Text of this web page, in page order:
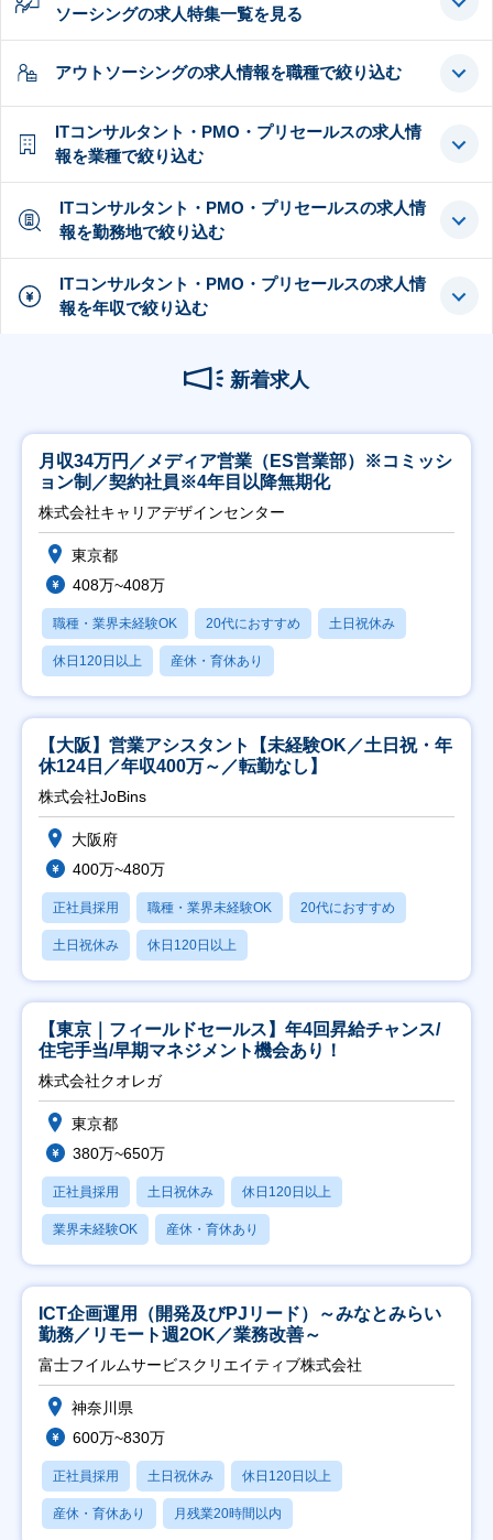
ソーシングの求人特集一覧を見る
アウトソーシングの求人情報を職種で絞り込む
ITコンサルタント・PMO・プリセールスの求人情
報を業種で絞り込む
ITコンサルタント・PMO・プリセールスの求人情
報を勤務地で絞り込む
ITコンサルタント・PMO・プリセールスの求人情
報を年収で絞り込む
新着求人
月収34万円／メディア営業（ES営業部）※コミッシ
ョン制／契約社員※4年目以降無期化
株式会社キャリアデザインセンター
東京都
408万~408万
職種・業界未経験OK 20代におすすめ 土日祝休み
休日120日以上 産休・育休あり
【大阪】営業アシスタント【未経験OK／土日祝・年
休124日／年収400万～／転勤なし】
株式会社JoBins
大阪府
400万~480万
正社員採用 職種・業界未経験OK 20代におすすめ
土日祝休み 休日120日以上
【東京｜フィールドセールス】年4回昇給チャンス/
住宅手当/早期マネジメント機会あり！
株式会社クオレガ
東京都
380万~650万
正社員採用 土日祝休み 休日120日以上
業界未経験OK 産休・育休あり
ICT企画運用（開発及びPJリード）～みなとみらい
勤務／リモート週2OK／業務改善～
富士フイルムサービスクリエイティブ株式会社
神奈川県
600万~830万
正社員採用 土日祝休み 休日120日以上
産休・育休あり 月残業20時間以内